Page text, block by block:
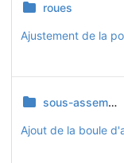
roues
sous-assemblages